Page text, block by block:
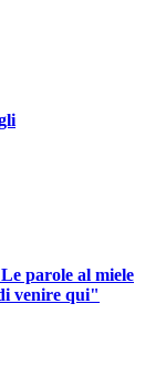
parole al miele
venire qui"